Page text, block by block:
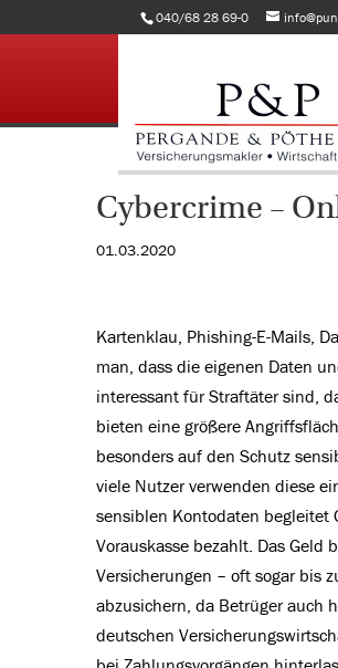
040/68 28 69-0
Cybercrime –
01.03.2020
Kartenklau, Phishing-E-Mails,
man, dass die eigenen Daten
interessant für Straftäter sind,
bieten eine größere
besonders auf den Schutz
viele Nutzer verwenden diese
sensiblen Kontodaten begleitet
Vorauskasse bezahlt. Das Geld
Versicherungen – oft sogar bis
abzusichern, da Betrüger auch
deutschen